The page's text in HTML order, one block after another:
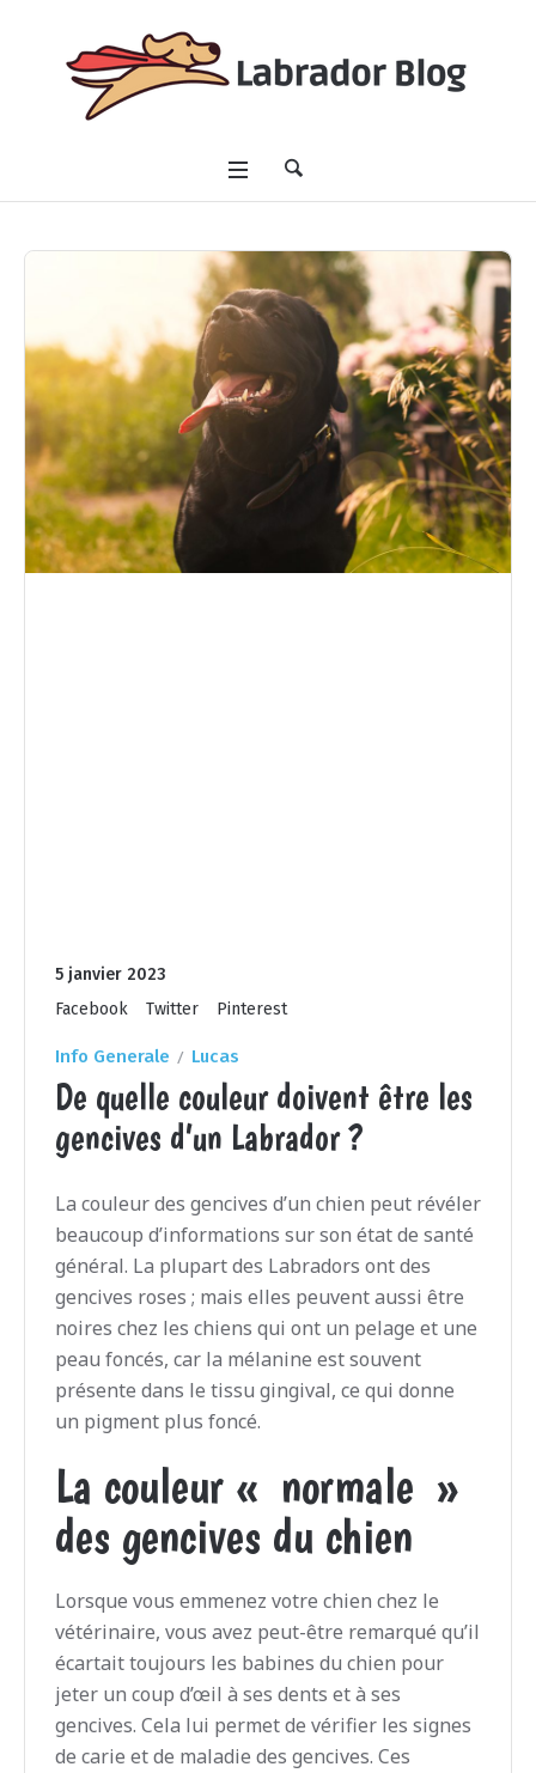
5 janvier 2023
Facebook
Twitter Pinterest
Info Generale Lucas
De quelle couleur doivent être les
gencives d’un Labrador ?
La couleur des gencives d’un chien peut révéler
beaucoup d’informations sur son état de santé
général. La plupart des Labradors ont des
gencives roses ; mais elles peuvent aussi être
noires chez les chiens qui ont un pelage et une
peau foncés, car la mélanine est souvent
présente dans le tissu gingival, ce qui donne
un pigment plus foncé.
La couleur « normale »
des gencives du chien
Lorsque vous emmenez votre chien chez le
vétérinaire, vous avez peut-être remarqué qu’il
écartait toujours les babines du chien pour
jeter un coup d’œil à ses dents et à ses
gencives. Cela lui permet de vérifier les signes
de carie et de maladie des gencives. Ces